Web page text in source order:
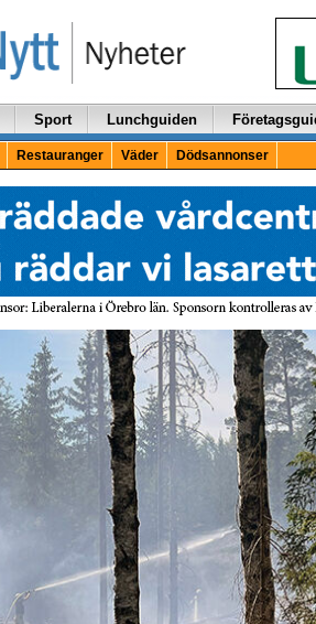
Sport Lunchguiden
Restauranger Väder Dödsannonser